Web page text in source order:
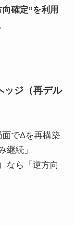
確定”を利用
ッジ（再デル
面でΔを再構築
継続」
なら「逆方向